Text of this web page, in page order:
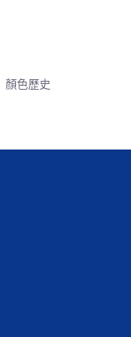
顏色歷史